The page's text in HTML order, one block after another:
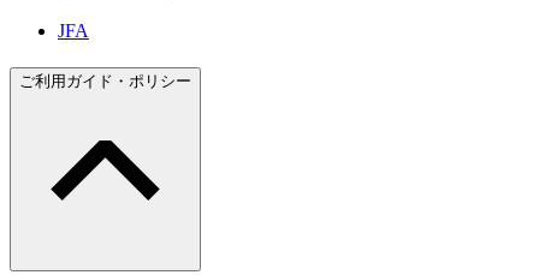
JFA
ご利用ガイド・ポリシー